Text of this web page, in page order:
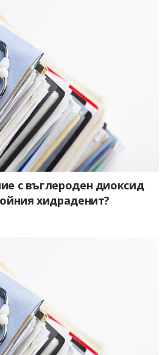
с въглероден диоксид
хидраденит?